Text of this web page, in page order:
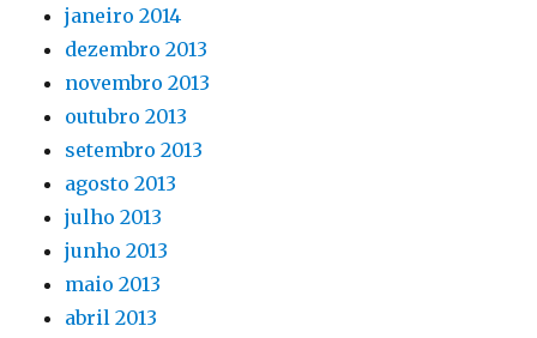
janeiro 2014
dezembro 2013
novembro 2013
outubro 2013
setembro 2013
agosto 2013
julho 2013
junho 2013
maio 2013
abril 2013